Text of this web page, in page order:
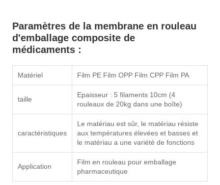
Paramètres de la membrane en rouleau
d'emballage composite de
médicaments :
Matériel Film PE Film OPP Film CPP Film PA
taille
Epaisseur : 5 filaments 10cm (4
rouleaux de 20kg dans une boîte)
caractéristiques
Le matériau est sûr, le matériau résiste
aux températures élevées et basses et
le matériau a une variété de fonctions
Application
Film en rouleau pour emballage
pharmaceutique